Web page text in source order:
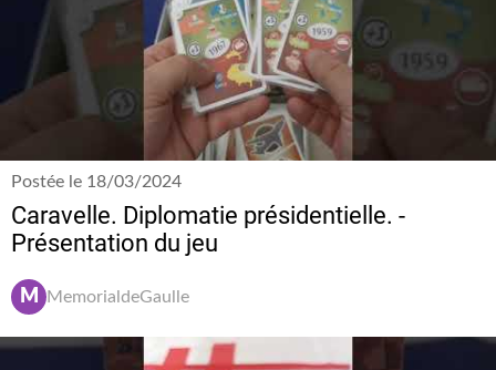
Postée le 18/03/2024
Caravelle. Diplomatie présidentielle. -
Présentation du jeu
M MemorialdeGaulle